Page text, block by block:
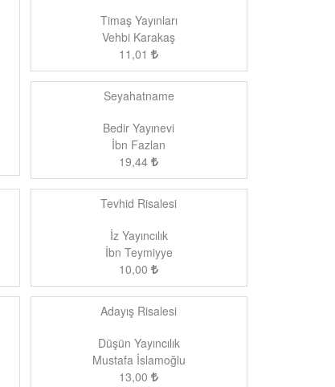
Timaş Yayınları
Vehbi Karakaş
11,01
Seyahatname
Bedir Yayınevi
İbn Fazlan
19,44
Tevhid Risalesi
İz Yayıncılık
İbn Teymiyye
10,00
Adayış Risalesi
Düşün Yayıncılık
Mustafa İslamoğlu
13,00